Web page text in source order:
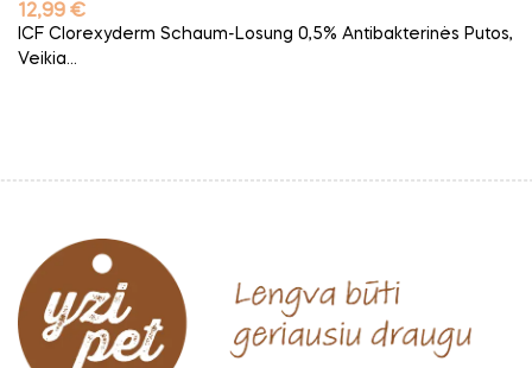
Kaina
12,99 €
ICF Clorexyderm Schaum-Losung 0,5% Antibakterinės Putos,
Veikia...